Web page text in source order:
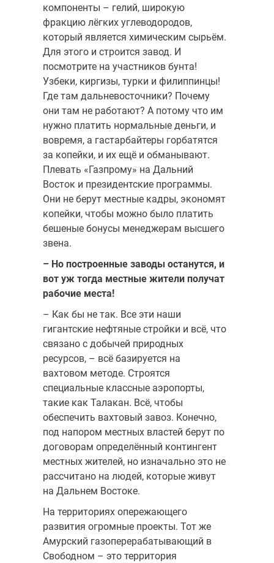
компоненты – гелий, широкую
фракцию лёгких углеводородов,
который является химическим сырьём.
Для этого и строится завод. И
посмотрите на участников бунта!
Узбеки, киргизы, турки и филиппинцы!
Где там дальневосточники? Почему
они там не работают? А потому что им
нужно платить нормальные деньги, и
вовремя, а гастарбайтеры горбатятся
за копейки, и их ещё и обманывают.
Плевать «Газпрому» на Дальний
Восток и президентские программы.
Они не берут местные кадры, экономят
копейки, чтобы можно было платить
бешеные бонусы менеджерам высшего
звена.
– Но построенные заводы останутся, и
вот уж тогда местные жители получат
рабочие места!
– Как бы не так. Все эти наши
гигантские нефтяные стройки и всё, что
связано с добычей природных
ресурсов, – всё базируется на
вахтовом методе. Строятся
специальные классные аэропорты,
такие как Талакан. Всё, чтобы
обеспечить вахтовый завоз. Конечно,
под напором местных властей берут по
договорам определённый контингент
местных жителей, но изначально это не
рассчитано на людей, которые живут
на Дальнем Востоке.
На территориях опережающего
развития огромные проекты. Тот же
Амурский газоперерабатывающий в
Свободном – это территория